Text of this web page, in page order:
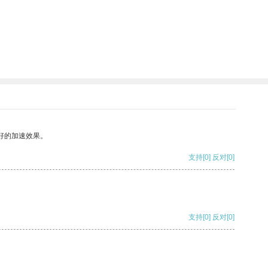
加速效果。
支持[0] 反对[0]
支持[0] 反对[0]